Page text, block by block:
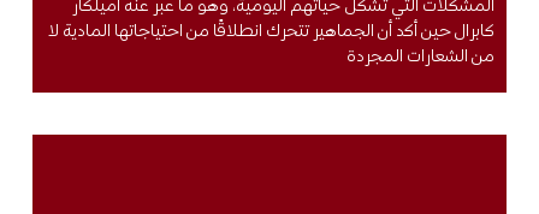
المشكلات التي تشكل حياتهم اليومية، وهو ما عبر عنه أميلكار
كابرال حين أكد أن الجماهير تتحرك انطلاقًا من احتياجاتها المادية لا
من الشعارات المجردة